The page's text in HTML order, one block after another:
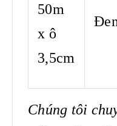
50m
x ô
3,5cm
Chúng tôi